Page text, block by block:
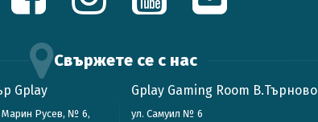
Свържете се с нас
Gplay
Марин Русев, № 6,
Gplay Gaming Room В.Търново
ул. Самуил № 6